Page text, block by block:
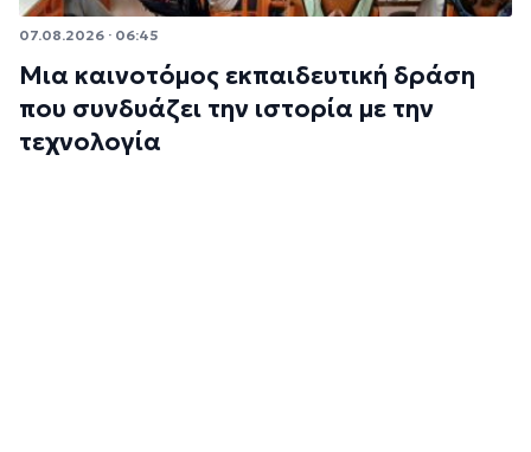
07.08.2026 · 06:45
Μια καινοτόμος εκπαιδευτική δράση
που συνδυάζει την ιστορία με την
τεχνολογία